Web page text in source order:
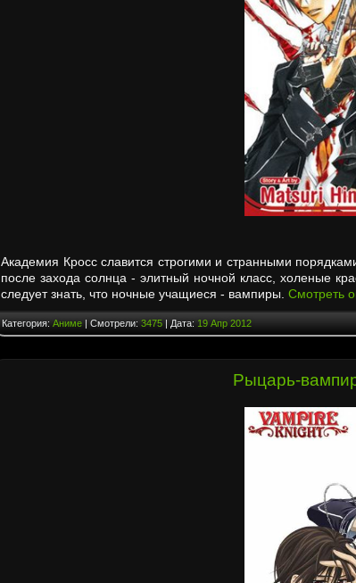
Академия Кросс славится строгими и странными
после захода солнца - элитный ночной класс, холеные
следует знать, что ночные учащиеся - вампиры. Смотреть
Категория: Аниме | Смотрели: 3475 | Дата: 19 Апр 2012
Рыцарь-